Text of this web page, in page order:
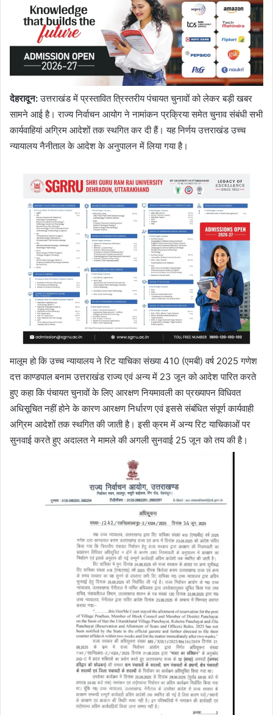
देहरादून:उत्तराखंड में प्रस्तावित त्रिस्तरीय पंचायत चुनावों को लेकर बड़ी खबर
सामने आई है। राज्य निर्वाचन आयोग ने नामांकन प्रक्रिया समेत चुनाव संबंधी सभी
कार्यवाहियां अग्रिम आदेशों तक स्थगित कर दी हैं। यह निर्णय उत्तराखंड उच्च
न्यायालय नैनीताल के आदेश के अनुपालन में लिया गया है।
मालूम हो कि उच्च न्यायालय ने रिट याचिका संख्या 410 (एमबी) वर्ष 2025 गणेश
दत्त काण्डपाल बनाम उत्तराखंड राज्य एवं अन्य में 23 जून को आदेश पारित करते
हुए कहा कि पंचायत चुनावों के लिए आरक्षण नियमावली का प्रख्यापन विधिवत
अधिसूचित नहीं होने के कारण आरक्षण निर्धारण एवं इससे संबंधित संपूर्ण कार्यवाही
अग्रिम आदेशों तक स्थगित की जाती है। इसी क्रम में अन्य रिट याचिकाओं पर
सुनवाई करते हुए अदालत ने मामले की अगली सुनवाई 25 जून को तय की है।